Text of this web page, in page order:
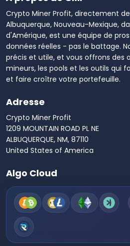
Crypto Miner Profit, directement
Albuquerque, Nouveau-Mexique,
d'Amérique, est une équipe de
données réelles - pas le battage.
précis et utile, et vous offrons des
mineurs, les pools et les outils qui
et faire croître votre portefeuille.
Adresse
Crypto Miner Profit
1209 MOUNTAIN ROAD PL NE
ALBUQUERQUE, NM, 87110
United States of America
Algo Cloud